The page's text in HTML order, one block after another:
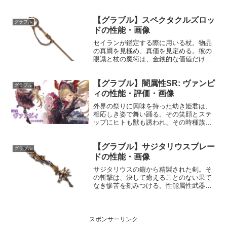
義亜空一閃敵に水属性3.5倍ダメージ〔減
衰値1...
グラブル
【グラブル】スペクタクルズロッ
ドの性能・画像
セイランが鑑定する際に用いる杖。物品
の真贋を見極め、真価を見定める。彼の
眼識と杖の魔術は、金銭的な価値だけで
攻撃力MAXLv156117575奥義アイデンテ
ィファイ...
グラブル
【グラブル】闇属性SR: ヴァンピ
ィの性能・評価・画像
外界の祭りに興味を持った幼き姫君は、
相応しき姿で舞い踊る。その笑顔とステ
ップにヒトも獣も誘われ、その時種族を
した。プロフィール年齢：？？？身長：
149cm種族：ヴァンパ...
グラブル
【グラブル】サジタリウスブレー
ドの性能・画像
サジタリウスの鎧から精製された剣。そ
の斬撃は、決して癒えることのない果て
なき惨苦を刻みつける。性能属性武器種
1,685,000ダメ...
スポンサーリンク